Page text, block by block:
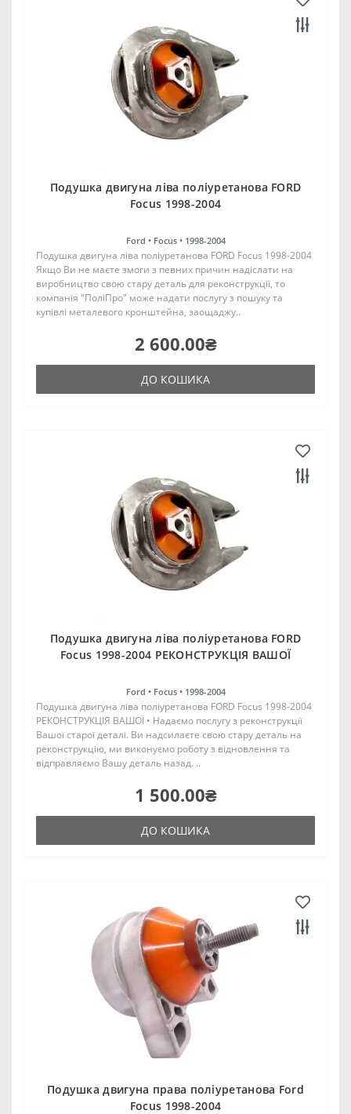
Подушка двигуна ліва поліуретанова FORD
Focus 1998-2004
Ford • Focus • 1998-2004
Подушка двигуна ліва поліуретанова FORD Focus 1998-2004
Якщо Ви не маєте змоги з певних причин надіслати на
виробництво свою стару деталь для реконструкції, то
компанія "ПоліПро" може надати послугу з пошуку та
купівлі металевого кронштейна, заощаджу..
2 600.00₴
ДО КОШИКА
Подушка двигуна ліва поліуретанова FORD
Focus 1998-2004 РЕКОНСТРУКЦІЯ ВАШОЇ
Ford • Focus • 1998-2004
Подушка двигуна ліва поліуретанова FORD Focus 1998-2004
РЕКОНСТРУКЦІЯ ВАШОЇ • Надаємо послугу з реконструкції
Вашої старої деталі. Ви надсилаєте свою стару деталь на
реконструкцію, ми виконуємо роботу з відновлення та
відправляємо Вашу деталь назад. ..
1 500.00₴
ДО КОШИКА
Подушка двигуна права поліуретанова Ford
Focus 1998-2004